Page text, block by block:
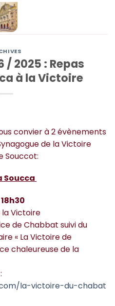
/ 2025 : Repas
à la Victoire
convier à 2 évènements
de la Victoire
Souccot:
Soucca
18h30
la Victoire
de Chabbat suivi du
« La Victoire de
chaleureuse de la
la-victoire-du-chabat